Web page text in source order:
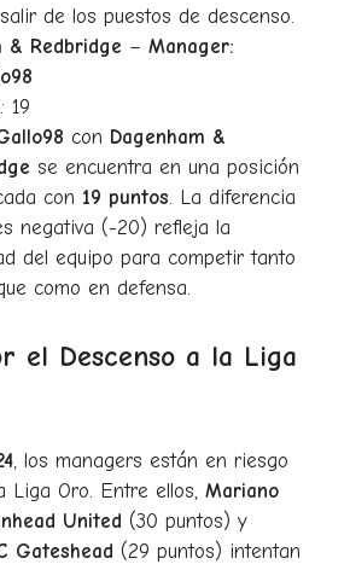
de los puestos de descenso.
& Redbridge – Manager:
: 19
con Dagenham &
se encuentra en una posición
con 19 puntos. La diferencia
negativa (-20) refleja la
del equipo para competir tanto
como en defensa.
el Descenso a la Liga
, los managers están en riesgo
Liga Oro. Entre ellos, Mariano
United (30 puntos) y
Gateshead (29 puntos) intentan